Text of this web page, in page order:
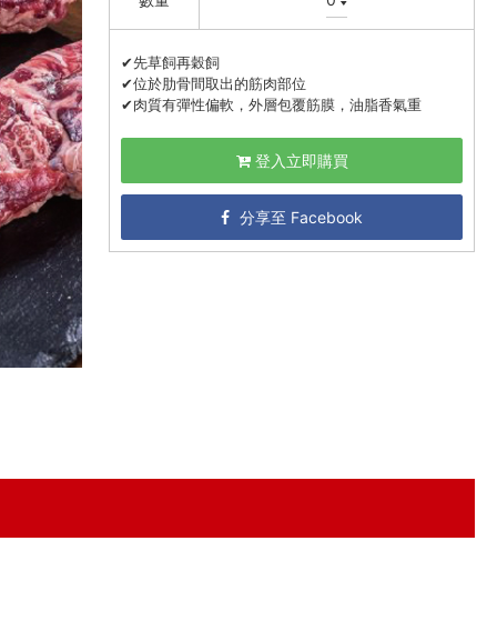
✔先草飼再穀飼
✔位於肋骨間取出的筋肉部位
✔肉質有彈性偏軟，外層包覆筋膜，油脂香氣重
登入立即購買
分享至 Facebook